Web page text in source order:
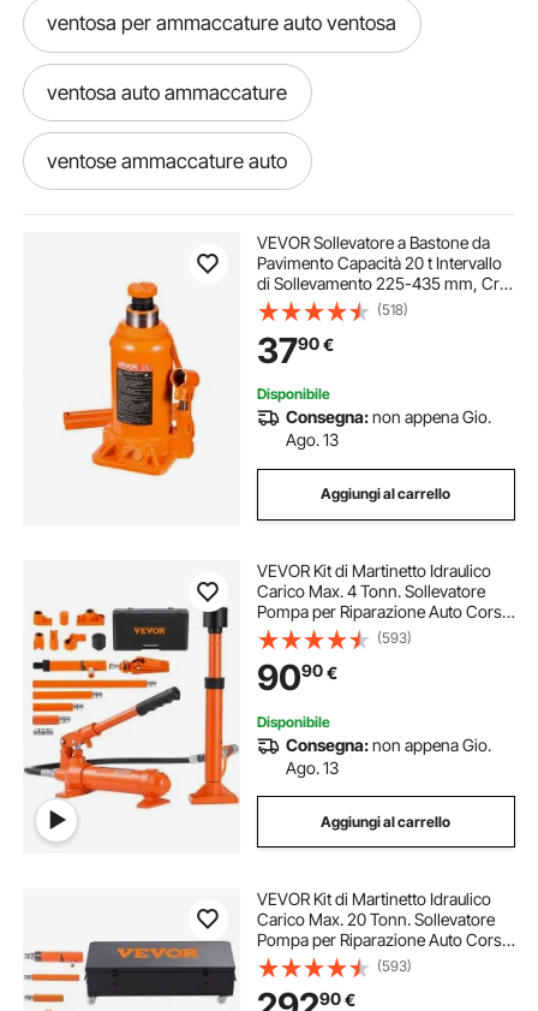
ventosa per ammaccature auto ventosa
ventosa auto ammaccature
ventose ammaccature auto
ammaccatura auto ventosa
ventosa per carrozzeria auto
martinetto auto cric per auto martinetto
argano per auto
cric auto lungo
cric auto 3t cric da auto
VEVOR Sollevatore a Bastone da
Pavimento Capacità 20 t Intervallo
di Sollevamento 225-435 mm, Cric
a Bottiglia Saldato per Impieghi
Gravosi per Auto, SUV, Ascensori
Domestici e Attrezzature Agricole
(518)
3790€
Disponibile
Consegna:non appena Gio.
Ago. 13
Aggiungi al carrello
VEVOR Kit di Martinetto Idraulico
Carico Max. 4 Tonn. Sollevatore
Pompa per Riparazione Auto Corsa
da 125 mm, Kit Utensili Sollevatore
Idraulico Tipo d'Olio HV15 Cilindro
Q235B Anello di Tenuta TPU
(593)
9090€
Disponibile
Consegna:non appena Gio.
Ago. 13
Aggiungi al carrello
VEVOR Kit di Martinetto Idraulico
Carico Max. 20 Tonn. Sollevatore
Pompa per Riparazione Auto Corsa
da 145 mm, Kit Utensili Sollevatore
Idraulico Tipo d'Olio HV15 Cilindro
Q235B Anello di Tenuta TPU
(593)
90€